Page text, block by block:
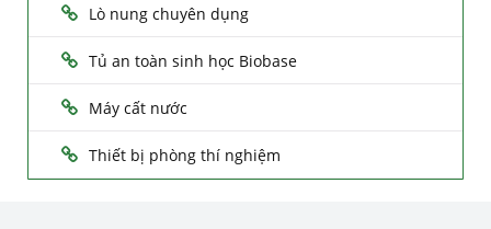
Lò nung chuyên dụng
Tủ an toàn sinh học Biobase
Máy cất nước
Thiết bị phòng thí nghiệm